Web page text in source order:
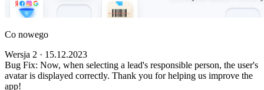
Co nowego
Wersja 2 · 15.12.2023
Bug Fix: Now, when selecting a lead's responsible person, the user's
avatar is displayed correctly. Thank you for helping us improve the
app!